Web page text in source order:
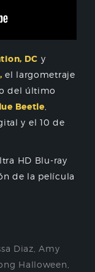
DC y
el largometraje
del último
Beetle
y el 10 de
HD Blu-ray
de la película
Diaz ,Amy
Halloween